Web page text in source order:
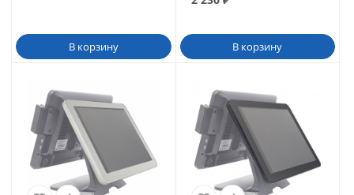
В корзину В корзину